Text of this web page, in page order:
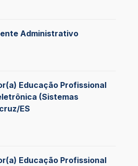
Administrativo
Educação Profissional
(Sistemas
ES
Educação Profissional